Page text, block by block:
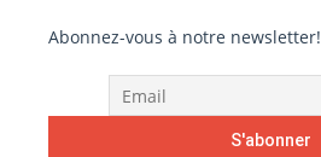
Abonnez-vous à notre newsletter!